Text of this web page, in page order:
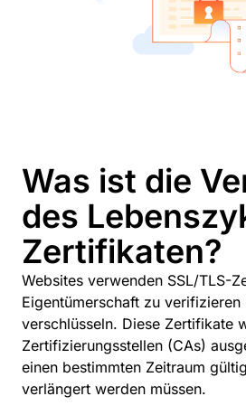
Was ist die
des
Zertifikaten?
Websites verwenden SSL/TLS-
Eigentümerschaft zu
verschlüsseln. Diese Zertifikate
Zertifizierungsstellen (CAs)
einen bestimmten Zeitraum
verlängert werden müssen.